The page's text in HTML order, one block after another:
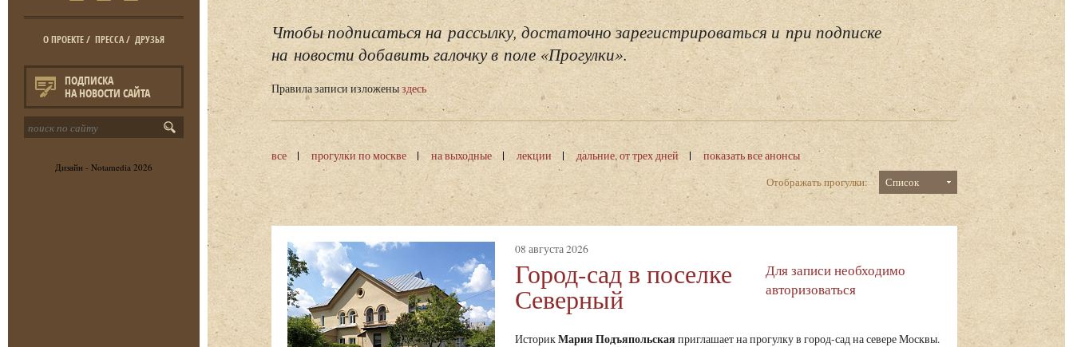
О ПРОЕКТЕ/ ПРЕССА/ ДРУЗЬЯ
ПОДПИСКА
НА НОВОСТИ САЙТА
Дизайн - Notamedia 2026
Чтобы подписаться на рассылку, достаточно зарегистрироваться и при подписке
на новости добавить галочку в поле «Прогулки».
Правила записи изложеныздесь
все прогулки по москве на выходные лекции дальние, от трех дней
показать все анонсы
Отображать прогулки:
Список
08 августа 2026
Город-сад в поселке
Северный
Для записи необходимо
авторизоваться
ИсторикМария Подъяпольская приглашает на прогулку в город-сад на севере Москвы.